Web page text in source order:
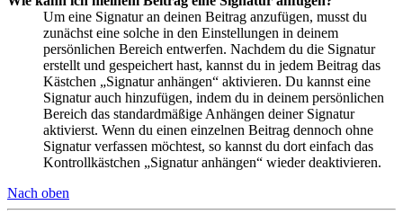
Um eine Signatur an deinen Beitrag anzufügen, musst du
zunächst eine solche in den Einstellungen in deinem
persönlichen Bereich entwerfen. Nachdem du die Signatur
erstellt und gespeichert hast, kannst du in jedem Beitrag das
Kästchen „Signatur anhängen“ aktivieren. Du kannst eine
Signatur auch hinzufügen, indem du in deinem persönlichen
Bereich das standardmäßige Anhängen deiner Signatur
aktivierst. Wenn du einen einzelnen Beitrag dennoch ohne
Signatur verfassen möchtest, so kannst du dort einfach das
Kontrollkästchen „Signatur anhängen“ wieder deaktivieren.
Nach oben